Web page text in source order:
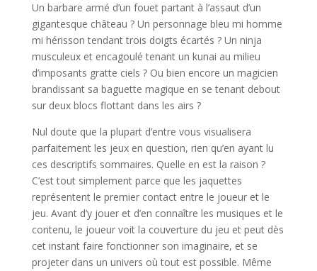
Un barbare armé d’un fouet partant à l’assaut d’un
gigantesque château ? Un personnage bleu mi homme
mi hérisson tendant trois doigts écartés ? Un ninja
musculeux et encagoulé tenant un kunai au milieu
d’imposants gratte ciels ? Ou bien encore un magicien
brandissant sa baguette magique en se tenant debout
sur deux blocs flottant dans les airs ?
Nul doute que la plupart d’entre vous visualisera
parfaitement les jeux en question, rien qu’en ayant lu
ces descriptifs sommaires. Quelle en est la raison ?
C’est tout simplement parce que les jaquettes
représentent le premier contact entre le joueur et le
jeu. Avant d’y jouer et d’en connaître les musiques et le
contenu, le joueur voit la couverture du jeu et peut dès
cet instant faire fonctionner son imaginaire, et se
projeter dans un univers où tout est possible. Même